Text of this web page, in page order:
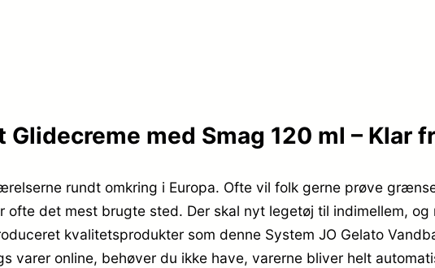
med Smag 120 ml – Klar
rundt omkring i Europa. Ofte vil folk gerne prøve
det mest brugte sted. Der skal nyt legetøj til indimellem, og
kvalitetsprodukter som denne System JO Gelato
varer online, behøver du ikke have, varerne bliver helt